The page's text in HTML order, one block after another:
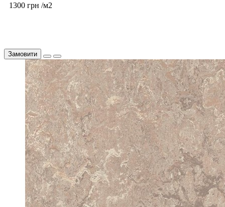
1300 грн /м2
Замовити